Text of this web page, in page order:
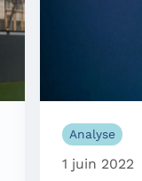
Analyse
1 juin 2022